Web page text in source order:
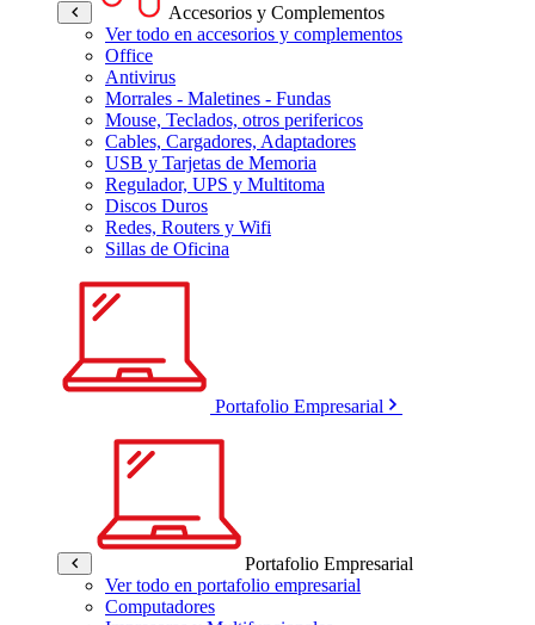
Accesorios y Complementos
Ver todo en accesorios y complementos
Office
Antivirus
Morrales - Maletines - Fundas
Mouse, Teclados, otros perifericos
Cables, Cargadores, Adaptadores
USB y Tarjetas de Memoria
Regulador, UPS y Multitoma
Discos Duros
Redes, Routers y Wifi
Sillas de Oficina
Portafolio Empresarial
Portafolio Empresarial
Ver todo en portafolio empresarial
Computadores